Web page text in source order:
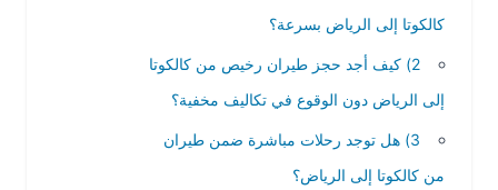
كالكوتا إلى الرياض بسرعة؟
2) كيف أجد حجز طيران رخيص من كالكوتا
إلى الرياض دون الوقوع في تكاليف مخفية؟
3) هل توجد رحلات مباشرة ضمن طيران
من كالكوتا إلى الرياض؟